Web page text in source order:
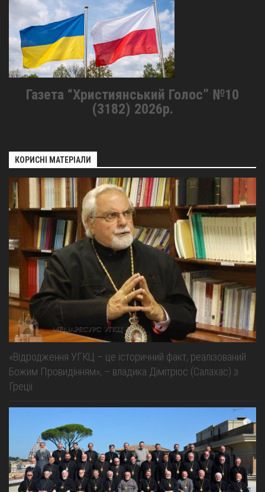
Газета “Християнський Голос” №10
(3182) 2026р.
КОРИСНІ МАТЕРІАЛИ
«Відродження УГКЦ – це історичний факт, реалізований
Божим Провидінням», – владика Дімітріос (Салахас) з
Греції